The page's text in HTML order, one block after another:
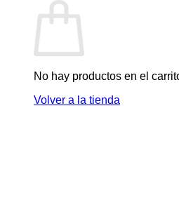
No hay productos en el
Volver a la tienda